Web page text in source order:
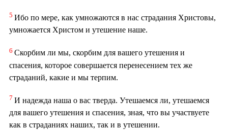
5 Ибо по мере, как умножаются в нас страдания Христовы,
умножается Христом и утешение наше.
6 Скорбим ли мы, скорбим для вашего утешения и
спасения, которое совершается перенесением тех же
страданий, какие и мы терпим.
7 И надежда наша о вас тверда. Утешаемся ли, утешаемся
для вашего утешения и спасения, зная, что вы участвуете
как в страданиях наших, так и в утешении.